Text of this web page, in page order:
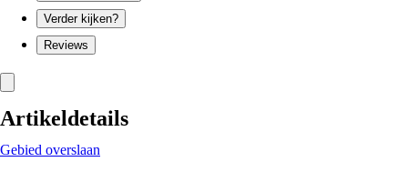
Verder kijken?
Reviews
Artikeldetails
Gebied overslaan